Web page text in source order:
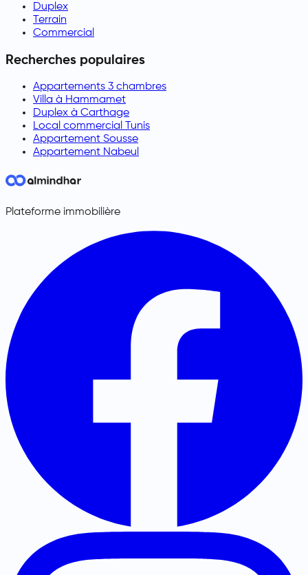
Duplex
Terrain
Commercial
Recherches populaires
Appartements 3 chambres
Villa à Hammamet
Duplex à Carthage
Local commercial Tunis
Appartement Sousse
Appartement Nabeul
Plateforme immobilière